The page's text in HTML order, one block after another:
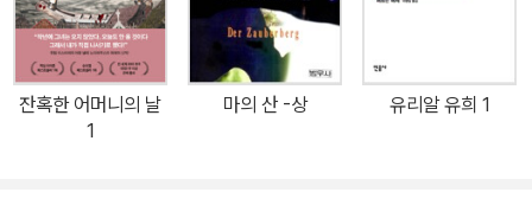
자이너이자 행복한 결혼생활을 누리고 있는 에미 로트너와 언어심리
학자 레오 라이케의 사랑을 서간문 특유의 내밀한 호흡에 담아낸 전
작 『새벽 세시, 바람이 부나요?』는 독일 현대문학에서 가장 매혹적이
고 재치 있는 사랑의 대화라는 호평을 받으며 2006년 프랑크푸르트
잔혹한 어머니의 날
1
마의 산 -상 유리알 유희 1